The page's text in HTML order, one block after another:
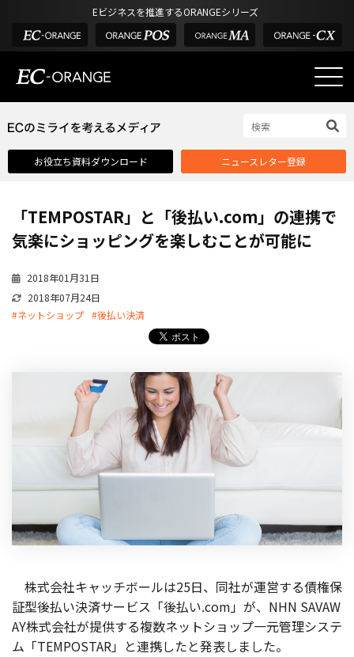
Eビジネスを推進するORANGEシリーズ
選ばれる理由
課題解決例
機能一覧
外部サービス連携
インフラ環境・サポート
ショッピングモール型 EC
マルチテナント、マルチブランドなど
通販受注対応
ECと通販の連動を可能に
EC運用支援
継続的に結果を出し続けるECサイトへ
ライセンス契約
内製化支援
お役立ち資料ダウンロード ニュースレター登録
「TEMPOSTAR」と「後払い.com」の連携で
気楽にショッピングを楽しむことが可能に
2018年01月31日
2018年07月24日
#ネットショップ #後払い決済
株式会社キャッチボールは25日、同社が運営する債権保
証型後払い決済サービス「後払い.com」が、NHN SAVAW
AY株式会社が提供する複数ネットショップ一元管理システ
ム「TEMPOSTAR」と連携したと発表しました。